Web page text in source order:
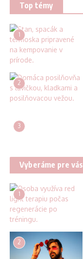
Top témy
1
2
3
Vyberáme pre vás
1
2